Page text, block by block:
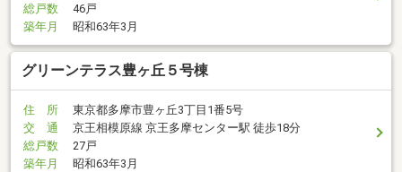
総戸数
46戸
築年月
昭和63年3月
グリーンテラス豊ヶ丘５号棟
住 所
東京都多摩市豊ヶ丘3丁目1番5号
交 通
京王相模原線 京王多摩センター駅 徒歩18分
総戸数
27戸
築年月
昭和63年3月